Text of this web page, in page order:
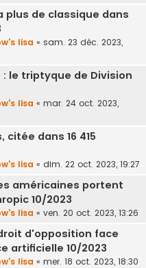
plus de classique dans
lisa « sam. 23 déc. 2023,
le triptyque de Division
lisa « mar. 24 oct. 2023,
citée dans 16 415
lisa « dim. 22 oct. 2023, 19:27
américaines portent
10/2023
lisa « ven. 20 oct. 2023, 13:26
d'opposition face
artificielle 10/2023
lisa « mer. 18 oct. 2023, 18:30